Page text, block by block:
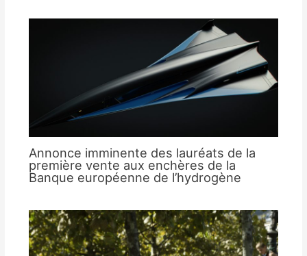
Annonce imminente des lauréats de la
première vente aux enchères de la
Banque européenne de l’hydrogène